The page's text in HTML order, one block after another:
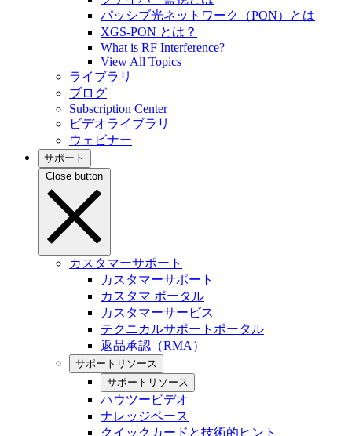
パッシブ光ネットワーク（PON）とは
XGS-PON とは？
What is RF Interference?
View All Topics
ライブラリ
ブログ
Subscription Center
ビデオライブラリ
ウェビナー
サポート
Close button
カスタマーサポート
カスタマーサポート
カスタマ ポータル
カスタマーサービス
テクニカルサポートポータル
返品承認（RMA）
サポートリソース
サポートリソース
ハウツービデオ
ナレッジベース
クイックカードと技術的ヒント